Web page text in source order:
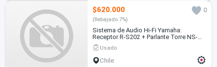
$620.000 0
(Rebajado 7%)
Sistema de Audio Hi-Fi Yamaha:
Receptor R-S202 + Parlante Torre NS-
F150
Usado
Chile